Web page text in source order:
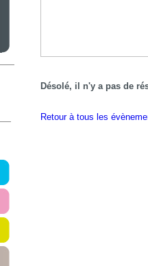
Désolé, il n'y a pas de
Retour à tous les